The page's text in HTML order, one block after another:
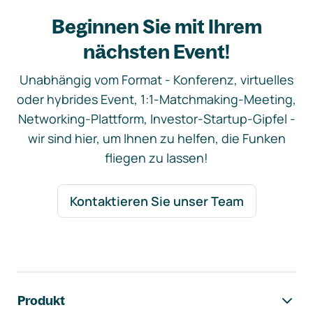
Beginnen Sie mit Ihrem
nächsten Event!
Unabhängig vom Format - Konferenz, virtuelles
oder hybrides Event, 1:1-Matchmaking-Meeting,
Networking-Plattform, Investor-Startup-Gipfel -
wir sind hier, um Ihnen zu helfen, die Funken
fliegen zu lassen!
Kontaktieren Sie unser Team
Produkt